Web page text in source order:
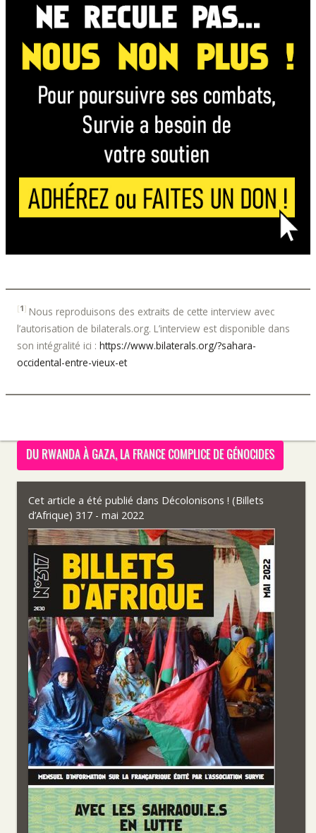
[1] Nous reproduisons des extraits de cette interview avec
l’autorisation de bilaterals.org. L’interview est disponible dans
son intégralité ici : https://www.bilaterals.org/?sahara-
occidental-entre-vieux-et
DU RWANDA À GAZA, LA FRANCE COMPLICE DE GÉNOCIDES
Cet article a été publié dans Décolonisons ! (Billets
d’Afrique) 317 - mai 2022